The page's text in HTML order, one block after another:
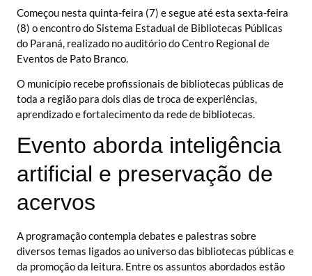
Começou nesta quinta-feira (7) e segue até esta sexta-feira
(8) o encontro do Sistema Estadual de Bibliotecas Públicas
do Paraná, realizado no auditório do Centro Regional de
Eventos de Pato Branco.
O município recebe profissionais de bibliotecas públicas de
toda a região para dois dias de troca de experiências,
aprendizado e fortalecimento da rede de bibliotecas.
Evento aborda inteligência
artificial e preservação de
acervos
A programação contempla debates e palestras sobre
diversos temas ligados ao universo das bibliotecas públicas e
da promoção da leitura. Entre os assuntos abordados estão